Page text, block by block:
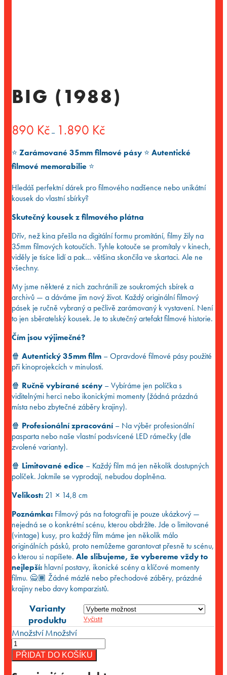
BIG (1988)
890 Kč – 1.890 Kčcen:
až
⭐️ Zarámované 35mm filmové pásy ⭐️ Autentické
filmové memorabilie ⭐️
Hledáš perfektní dárek pro filmového nadšence nebo unikátní
kousek do vlastní sbírky?
Skutečný kousek z filmového plátna
Dřív, než kina přešla na digitální formu promítání, filmy žily na
35mm filmových kotoučích. Tyhle kotouče se promítaly v kinech,
viděly je tisíce lidí a pak… většina skončila ve skartaci. Ale ne
všechny.
My jsme některé z nich zachránili ze soukromých sbírek a
archivů — a dáváme jim nový život. Každý originální filmový
pásek je ručně vybraný a pečlivě zarámovaný k vystavení. Není
to jen sběratelský kousek. Je to skutečný artefakt filmové historie.
Čím jsou výjimečné?
🍿 Autentický 35mm film – Opravdové filmové pásy použité
při kinoprojekcích v minulosti.
🍿 Ručně vybírané scény – Vybíráme jen políčka s
viditelnými herci nebo ikonickými momenty (žádná prázdná
místa nebo zbytečné záběry krajiny).
🍿 Profesionální zpracování – Na výběr profesionální
pasparta nebo naše vlastní podsvícené LED rámečky (dle
zvolené varianty).
🍿 Limitované edice – Každý film má jen několik dostupných
políček. Jakmile se vyprodají, nebudou doplněna.
Velikost: 21 × 14,8 cm
Poznámka: Filmový pás na fotografii je pouze ukázkový —
nejedná se o konkrétní scénu, kterou obdržíte. Jde o limitované
(vintage) kusy, pro každý film máme jen několik málo
originálních pásků, proto nemůžeme garantovat přesně tu scénu,
o kterou si napíšete. Ale slibujeme, že vybereme vždy to
nejlepší: hlavní postavy, ikonické scény a klíčové momenty
filmu. 🙅🏾 Žádné mázlé nebo přechodové záběry, prázdné
krajiny nebo davy komparzistů.
Varianty
produktu
Vyčistit
MnožstvíMnožství
PŘIDAT DO KOŠÍKU